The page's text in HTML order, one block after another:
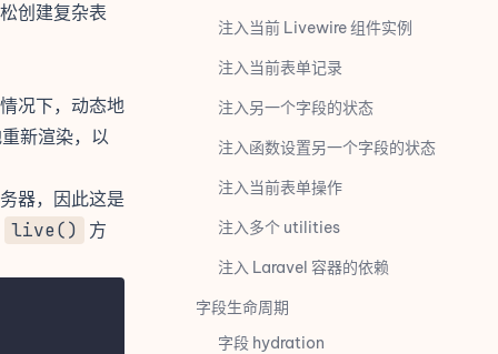
创建复杂表
况下，动态地
新渲染，以
器，因此这是
live()
方
注入当前 Livewire 组件实例
注入当前表单记录
注入另一个字段的状态
注入函数设置另一个字段的状态
注入当前表单操作
注入多个 utilities
注入 Laravel 容器的依赖
字段生命周期
字段 hydration